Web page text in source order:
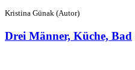
Kristina Günak (Autor)
Drei Männer, Küche, Bad